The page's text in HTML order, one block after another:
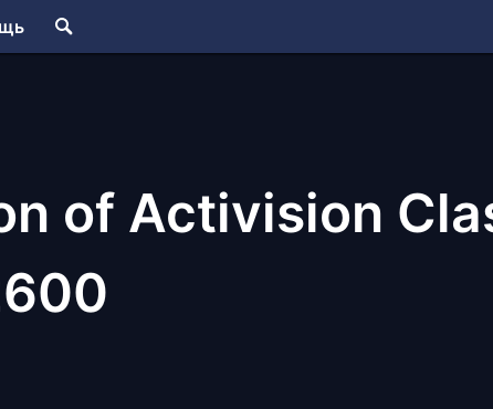
of Activision